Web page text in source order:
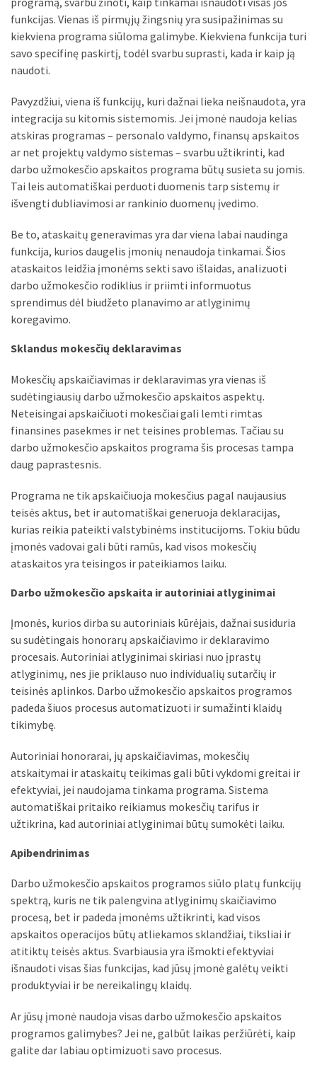
funkcijas. Vienas iš pirmųjų žingsnių yra susipažinimas su
kiekviena programa siūloma galimybe. Kiekviena funkcija turi
savo specifinę paskirtį, todėl svarbu suprasti, kada ir kaip ją
naudoti.
Pavyzdžiui, viena iš funkcijų, kuri dažnai lieka neišnaudota, yra
integracija su kitomis sistemomis. Jei įmonė naudoja kelias
atskiras programas – personalo valdymo, finansų apskaitos
ar net projektų valdymo sistemas – svarbu užtikrinti, kad
darbo užmokesčio apskaitos programa būtų susieta su jomis.
Tai leis automatiškai perduoti duomenis tarp sistemų ir
išvengti dubliavimosi ar rankinio duomenų įvedimo.
Be to, ataskaitų generavimas yra dar viena labai naudinga
funkcija, kurios daugelis įmonių nenaudoja tinkamai. Šios
ataskaitos leidžia įmonėms sekti savo išlaidas, analizuoti
darbo užmokesčio rodiklius ir priimti informuotus
sprendimus dėl biudžeto planavimo ar atlyginimų
koregavimo.
Sklandus mokesčių deklaravimas
Mokesčių apskaičiavimas ir deklaravimas yra vienas iš
sudėtingiausių darbo užmokesčio apskaitos aspektų.
Neteisingai apskaičiuoti mokesčiai gali lemti rimtas
finansines pasekmes ir net teisines problemas. Tačiau su
darbo užmokesčio apskaitos programa šis procesas tampa
daug paprastesnis.
Programa ne tik apskaičiuoja mokesčius pagal naujausius
teisės aktus, bet ir automatiškai generuoja deklaracijas,
kurias reikia pateikti valstybinėms institucijoms. Tokiu būdu
įmonės vadovai gali būti ramūs, kad visos mokesčių
ataskaitos yra teisingos ir pateikiamos laiku.
Darbo užmokesčio apskaita ir autoriniai atlyginimai
Įmonės, kurios dirba su autoriniais kūrėjais, dažnai susiduria
su sudėtingais honorarų apskaičiavimo ir deklaravimo
procesais. Autoriniai atlyginimai skiriasi nuo įprastų
atlyginimų, nes jie priklauso nuo individualių sutarčių ir
teisinės aplinkos. Darbo užmokesčio apskaitos programos
padeda šiuos procesus automatizuoti ir sumažinti klaidų
tikimybę.
Autoriniai honorarai, jų apskaičiavimas, mokesčių
atskaitymai ir ataskaitų teikimas gali būti vykdomi greitai ir
efektyviai, jei naudojama tinkama programa. Sistema
automatiškai pritaiko reikiamus mokesčių tarifus ir
užtikrina, kad autoriniai atlyginimai būtų sumokėti laiku.
Apibendrinimas
Darbo užmokesčio apskaitos programos siūlo platų funkcijų
spektrą, kuris ne tik palengvina atlyginimų skaičiavimo
procesą, bet ir padeda įmonėms užtikrinti, kad visos
apskaitos operacijos būtų atliekamos sklandžiai, tiksliai ir
atitiktų teisės aktus. Svarbiausia yra išmokti efektyviai
išnaudoti visas šias funkcijas, kad jūsų įmonė galėtų veikti
produktyviai ir be nereikalingų klaidų.
Ar jūsų įmonė naudoja visas darbo užmokesčio apskaitos
programos galimybes? Jei ne, galbūt laikas peržiūrėti, kaip
galite dar labiau optimizuoti savo procesus.